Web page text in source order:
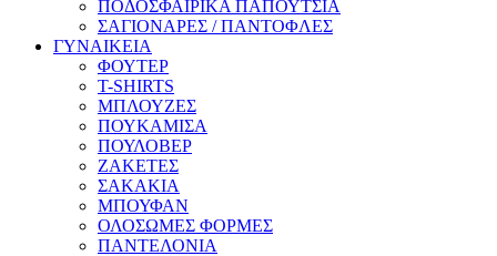
ΠΟΔΟΣΦΑΙΡΙΚΑ ΠΑΠΟΥΤΣΙΑ
ΣΑΓΙΟΝΑΡΕΣ / ΠΑΝΤΟΦΛΕΣ
ΓΥΝΑΙΚΕΙΑ
ΦΟΥΤΕΡ
T-SHIRTS
ΜΠΛΟΥΖΕΣ
ΠΟΥΚΑΜΙΣΑ
ΠΟΥΛΟΒΕΡ
ΖΑΚΕΤΕΣ
ΣΑΚΑΚΙΑ
ΜΠΟΥΦΑΝ
ΟΛΟΣΩΜΕΣ ΦΟΡΜΕΣ
ΠΑΝΤΕΛΟΝΙΑ